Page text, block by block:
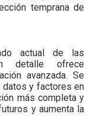
temprana de
actual de las
detalle ofrece
avanzada. Se
datos y factores en
más completa y
y aumenta la